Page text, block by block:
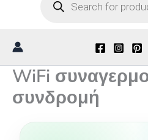
search
WiFi
συνδρομή